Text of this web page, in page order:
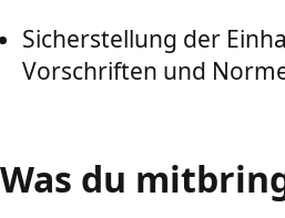
Sicherstellung der
Vorschriften und
Was du